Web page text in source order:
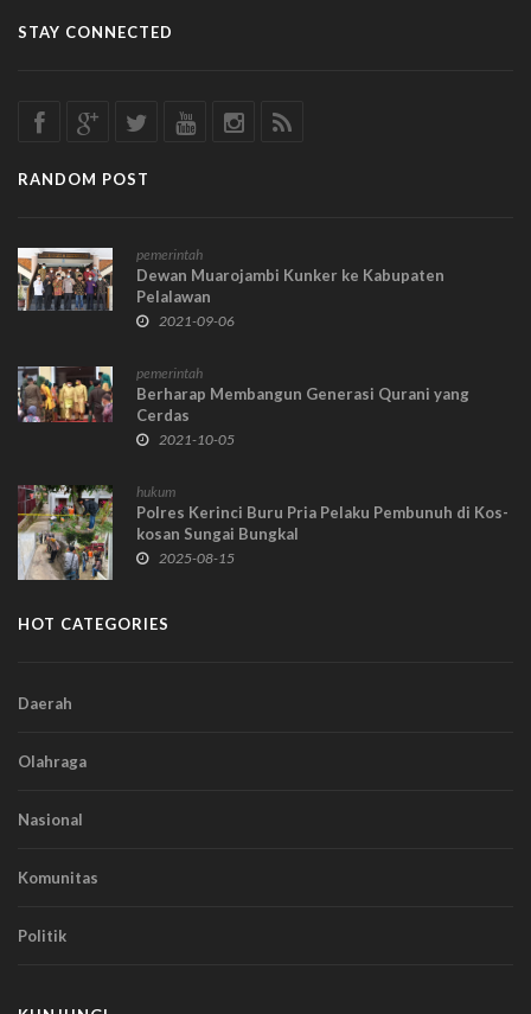
STAY CONNECTED
RANDOM POST
pemerintah
Dewan Muarojambi Kunker ke Kabupaten
Pelalawan
2021-09-06
pemerintah
Berharap Membangun Generasi Qurani yang
Cerdas
2021-10-05
hukum
Polres Kerinci Buru Pria Pelaku Pembunuh di Kos-
kosan Sungai Bungkal
2025-08-15
HOT CATEGORIES
Daerah
Olahraga
Nasional
Komunitas
Politik